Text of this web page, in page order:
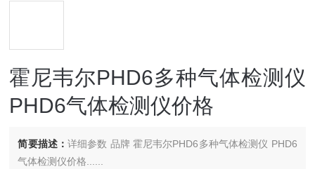
霍尼韦尔PHD6多种气体检测仪
PHD6气体检测仪价格
简要描述：详细参数 品牌 霍尼韦尔PHD6多种气体检测仪 PHD6
气体检测仪价格......